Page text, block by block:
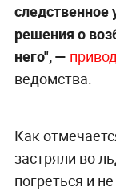
следственное
решения о
него",—
ведомства.
Как
застряли во
погреться и